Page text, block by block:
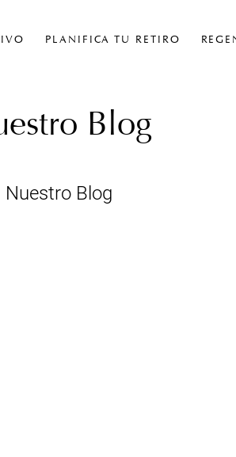
PLANIFICA TU RETIRO
Blog
Nuestro Blog